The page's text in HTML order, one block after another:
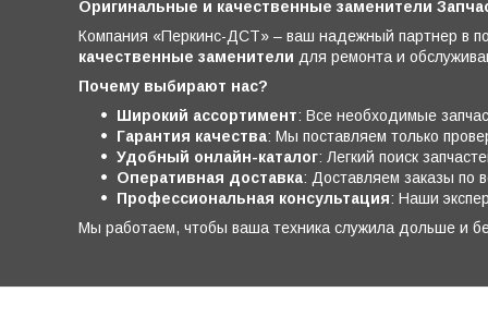
Оригинальные и качественные заменители
Компания «Перкинс-ДСТ» – ваш надежный партнер в
качественные заменители для ремонта и
Почему выбирают нас?
Широкий ассортимент: Все необходимые
Гарантия качества: Мы поставляем только
Удобный онлайн-каталог: Легкий поиск
Оперативная доставка: Доставляем заказы по
Профессиональная консультация: Наши
Мы работаем, чтобы ваша техника служила дольше и